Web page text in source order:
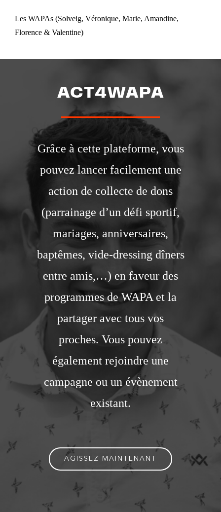
Les WAPAs (Solveig, Véronique, Marie, Amandine,
Florence & Valentine)
ACT4WAPA
Grâce à cette plateforme, vous
pouvez lancer facilement une
action de collecte de dons
(parrainage d’un défi sportif,
mariages, anniversaires,
baptêmes, vide-dressing dîners
entre amis,…) en faveur des
programmes de WAPA et la
partager avec tous vos
proches. Vous pouvez
également rejoindre une
campagne ou un évènement
existant.
AGISSEZ MAINTENANT